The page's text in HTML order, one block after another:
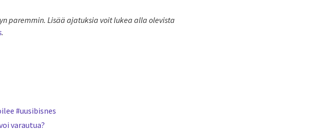
paremmin. Lisää ajatuksia voit lukea alla olevista
.
#uusibisnes
varautua?